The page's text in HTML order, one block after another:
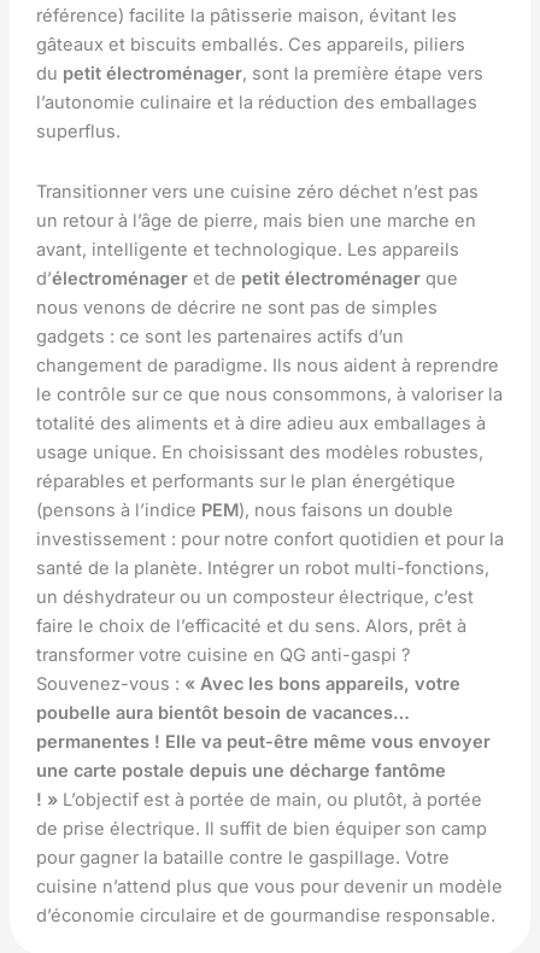
référence) facilite la pâtisserie maison, évitant les
gâteaux et biscuits emballés. Ces appareils, piliers
du petit électroménager, sont la première étape vers
l’autonomie culinaire et la réduction des emballages
superflus.
Transitionner vers une cuisine zéro déchet n’est pas
un retour à l’âge de pierre, mais bien une marche en
avant, intelligente et technologique. Les appareils
d’électroménageret de petit électroménagerque
nous venons de décrire ne sont pas de simples
gadgets : ce sont les partenaires actifs d’un
changement de paradigme. Ils nous aident à reprendre
le contrôle sur ce que nous consommons, à valoriser la
totalité des aliments et à dire adieu aux emballages à
usage unique. En choisissant des modèles robustes,
réparables et performants sur le plan énergétique
(pensons à l’indice PEM), nous faisons un double
investissement : pour notre confort quotidien et pour la
santé de la planète. Intégrer un robot multi-fonctions,
un déshydrateur ou un composteur électrique, c’est
faire le choix de l’efficacité et du sens. Alors, prêt à
transformer votre cuisine en QG anti-gaspi ?
Souvenez-vous : « Avec les bons appareils, votre
poubelle aura bientôt besoin de vacances…
permanentes ! Elle va peut-être même vous envoyer
une carte postale depuis une décharge fantôme
! »L’objectif est à portée de main, ou plutôt, à portée
de prise électrique. Il suffit de bien équiper son camp
pour gagner la bataille contre le gaspillage. Votre
cuisine n’attend plus que vous pour devenir un modèle
d’économie circulaire et de gourmandise responsable.